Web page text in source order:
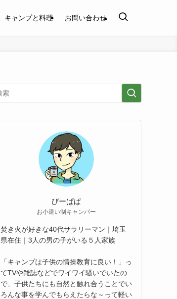
キャンプと料理 お問い合わせ
ぴーぱぱ
お小遣い制キャンパー
焚き火が好きな40代サラリーマン｜埼玉
県在住｜3人の男の子がいる５人家族
「キャンプは子供の情操教育に良い！」っ
てTVや雑誌などでワイワイ騒いでいたの
で、子供たちにも自然と触れ合うことでい
ろんな事を学んでもらえたらな～って軽い